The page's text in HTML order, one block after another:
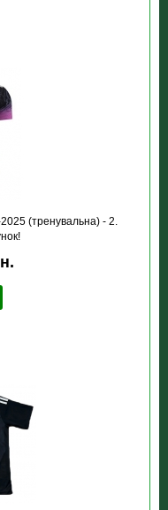
(тренувальна) - 2.